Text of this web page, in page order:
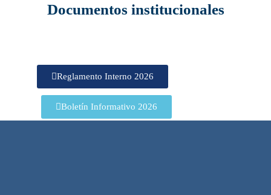
Documentos institucionales
Reglamento Interno 2026
Boletín Informativo 2026